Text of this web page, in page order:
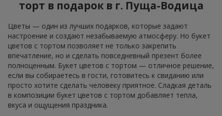
торт в подарок в г. Пуща-Водица
Цветы — один из лучших подарков, которые задают
настроение и создают незабываемую атмосферу. Но букет
цветов с тортом позволяет не только закрепить
впечатление, но и сделать повседневный презент более
полноценным. Букет цветов с тортом — отличное решение,
если вы собираетесь в гости, готовитесь к свиданию или
просто хотите сделать человеку приятное. Сладкая деталь
в композиции букет цветов с тортом добавляет тепла,
вкуса и ощущения праздника.